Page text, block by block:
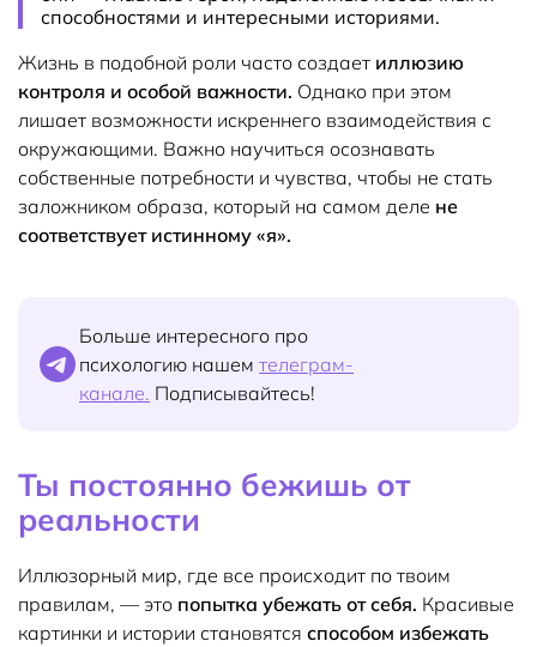
способностями и интересными историями.
Жизнь в подобной роли часто создает иллюзию
контроля и особой важности. Однако при этом
лишает возможности искреннего взаимодействия с
окружающими. Важно научиться осознавать
собственные потребности и чувства, чтобы не стать
заложником образа, который на самом деле не
соответствует истинному «я».
Больше интересного про
психологию нашем телеграм-
канале. Подписывайтесь!
Ты постоянно бежишь от
реальности
Иллюзорный мир, где все происходит по твоим
правилам, — это попытка убежать от себя. Красивые
картинки и истории становятся способом избежать